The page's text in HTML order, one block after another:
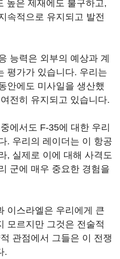
높은 제재에도 불구하고,
속적으로 유지되고 발전
능력은 외부의 예상과 계
평가가 있습니다. 우리는
안에도 미사일을 생산했
전히 유지되고 있습니다.
에서도 F-35에 대한 우리
. 우리의 레이더는 이 항공
, 실제로 이에 대해 사격도
군에 매우 중요한 경험을
이스라엘은 우리에게 큰
모르지만 그것은 전술적
관점에서 그들은 이 전쟁
.